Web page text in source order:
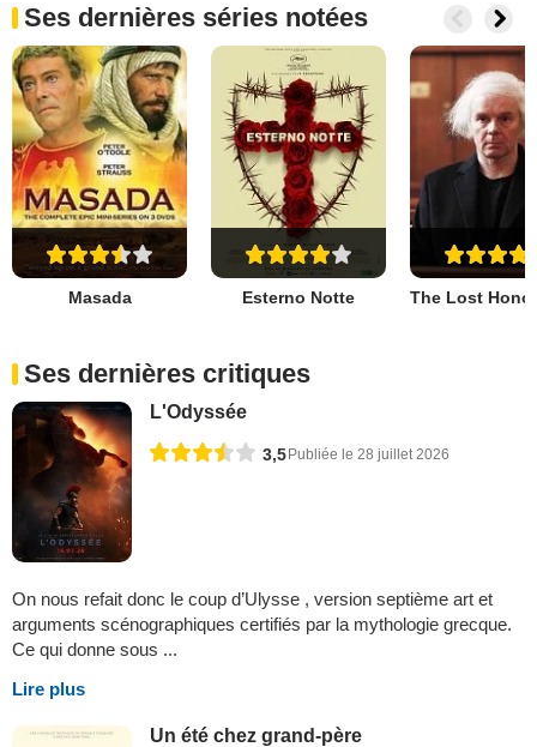
Ses dernières séries notées
Masada Esterno Notte
Ses dernières critiques
L'Odyssée
3,5 Publiée le 28 juillet 2026
On nous refait donc le coup d’Ulysse , version septième art et
arguments scénographiques certifiés par la mythologie grecque.
Ce qui donne sous ...
Lire plus
Un été chez grand-père